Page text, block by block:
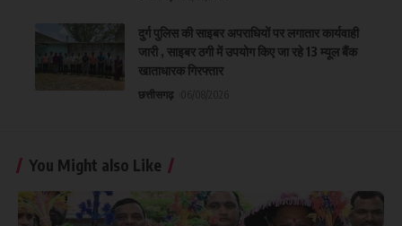
दुर्ग पुलिस की साइबर अपराधियों पर लगातार कार्यवाही
जारी , साइबर ठगी में उपयोग किए जा रहे 13 म्यूल बैंक
खाताधारक गिरफ्तार
छत्तीसगढ़
You Might also Like